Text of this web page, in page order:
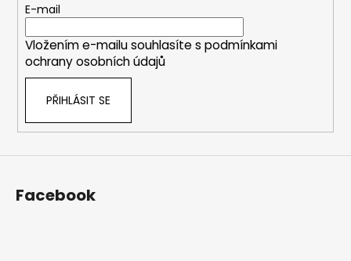
E-mail
Vložením e-mailu souhlasíte s podmínkami
ochrany osobních údajů
PŘIHLÁSIT SE
Facebook